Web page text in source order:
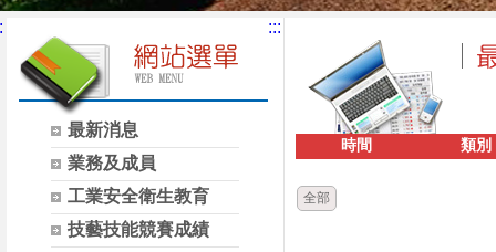
最新消息
業務及成員
工業安全衛生教育
技藝技能競賽成績
:::
時間 類別
全部